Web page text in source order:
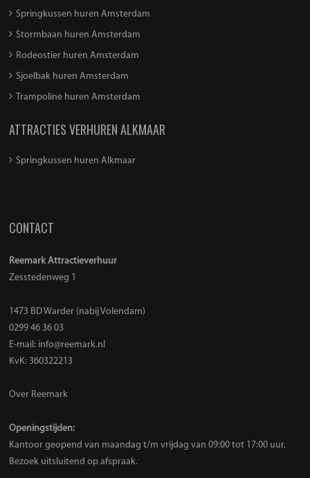
Springkussen huren Amsterdam
Stormbaan huren Amsterdam
Rodeostier huren Amsterdam
Sjoelbak huren Amsterdam
Trampoline huren Amsterdam
ATTRACTIES VERHUREN ALKMAAR
Springkussen huren Alkmaar
CONTACT
Reemark Attractieverhuur
Zesstedenweg 1
1473 BD Warder (nabij Volendam)
0299 46 36 03
E-mail: info@reemark.nl
KvK: 360322213
Over Reemark
Openingstijden:
Kantoor geopend van maandag t/m vrijdag van 09:00 tot 17:00 uur.
Bezoek uitsluitend op afspraak.